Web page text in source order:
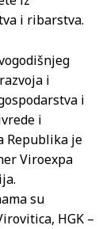
i ribarstva.
i
i
i
Republika je
Viroexpa
su
HGK –